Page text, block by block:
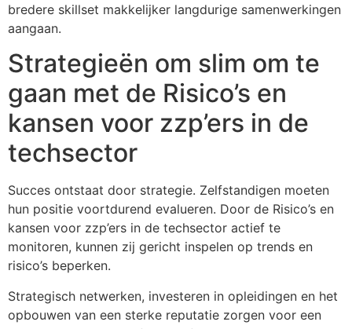
bredere skillset makkelijker langdurige samenwerkingen
aangaan.
Strategieën om slim om te
gaan met de Risico’s en
kansen voor zzp’ers in de
techsector
Succes ontstaat door strategie. Zelfstandigen moeten
hun positie voortdurend evalueren. Door de Risico’s en
kansen voor zzp’ers in de techsector actief te
monitoren, kunnen zij gericht inspelen op trends en
risico’s beperken.
Strategisch netwerken, investeren in opleidingen en het
opbouwen van een sterke reputatie zorgen voor een